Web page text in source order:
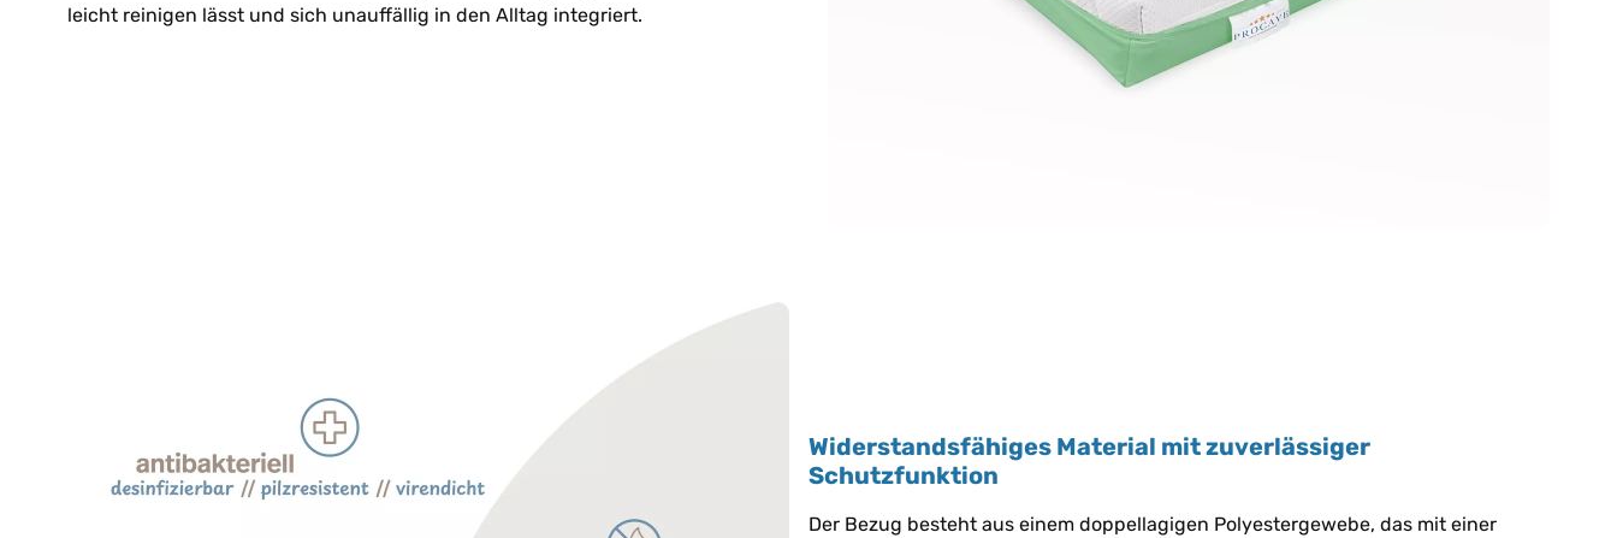
leicht reinigen lässt und sich unauffällig in den Alltag integriert.
Widerstandsfähiges Material mit zuverlässiger
Schutzfunktion
Der Bezug besteht aus einem doppellagigen Polyestergewebe, das mit einer